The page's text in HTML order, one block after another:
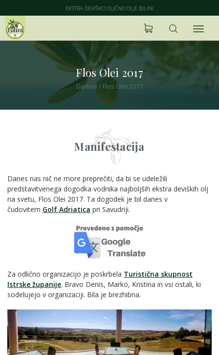
EKSTRA DEVIŠKO OLJČNO OLJE BILINI
Flos Olei 2017
Domov / Flos Olei 2017
Manifestacija
Danes nas nič ne more preprečiti, da bi se udeležili
predstavitvenega dogodka vodnika najboljših ekstra deviških olj
na svetu, Flos Olei 2017. Ta dogodek je bil danes v
čudovitem Golf Adriatica pri Savudriji.
Za odlično organizacijo je poskrbela Turistična skupnost
Istrske županije. Bravo Denis, Marko, Kristina in vsi ostali, ki
sodelujejo v organizaciji. Bila je brezhibna.